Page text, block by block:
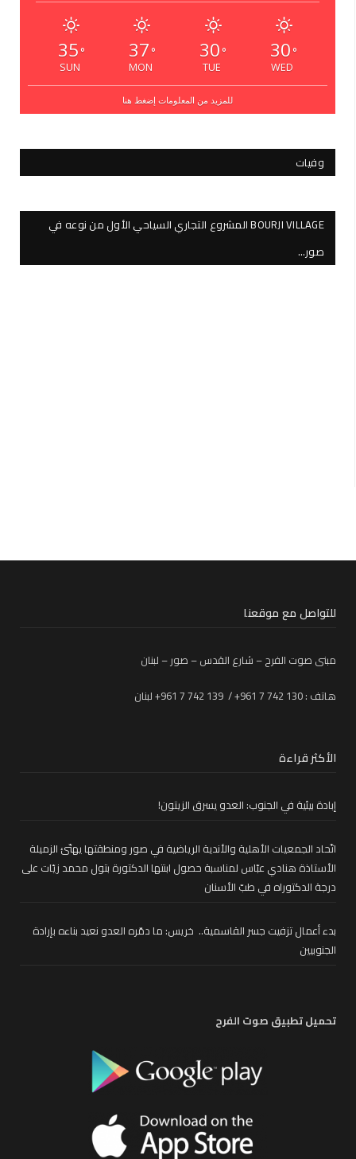
35 °
SUN
37 °
MON
30 °
TUE
30 °
WED
للمزيد من المعلومات إضغط هنا
وفيات
BOURJI VILLAGE المشروع التجاري السياحي الأول من نوعه في
صور…
للتواصل مع موقعنا
مبنى صوت الفرح – شارع القدس – صور – لبنان
هاتف : 130 742 7 961+ / 139 742 7 961+ لبنان
الأكثر قراءة
إبادة بيئية في الجنوب: العدو يسرق الزيتون!
اتّحاد الجمعيات الأهلية والأندية الرياضية في صور ومنطقتها يهنّئ الزميلة
الأستاذة هنادي عبّاس لمناسبة حصول ابنتها الدكتورة بتول محمد زيّات على
درجة الدكتوراه في طبّ الأسنان
بدء أعمال تزفيت جسر القاسمية.. خريس: ما دمّره العدو نعيد بناءه بإرادة
الجنوبيين
تحميل تطبيق صوت الفرح